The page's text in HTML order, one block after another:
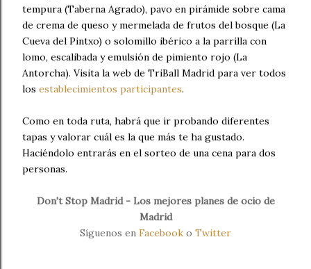
tempura (Taberna Agrado), pavo en pirámide sobre cama
de crema de queso y mermelada de frutos del bosque (La
Cueva del Pintxo) o solomillo ibérico a la parrilla con
lomo, escalibada y emulsión de pimiento rojo (La
Antorcha). Visita la web de TriBall Madrid para ver todos
los establecimientos participantes.
Como en toda ruta, habrá que ir probando diferentes
tapas y valorar cuál es la que más te ha gustado.
Haciéndolo entrarás en el sorteo de una cena para dos
personas.
Don't Stop Madrid - Los mejores planes de ocio de
Madrid
Síguenos en Facebook o Twitter